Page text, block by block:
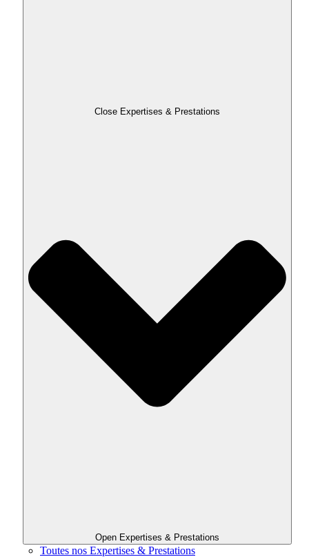
Close Expertises & Prestations
Open Expertises & Prestations
Toutes nos Expertises & Prestations